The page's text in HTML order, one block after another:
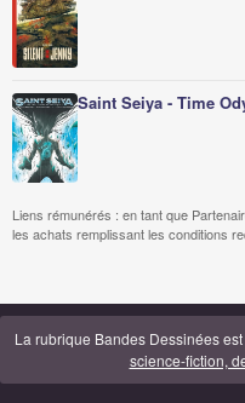
Saint Seiya - Time
Liens rémunérés : en tant que
les achats remplissant les conditions
La rubrique Bandes Dessinées
science-fiction,